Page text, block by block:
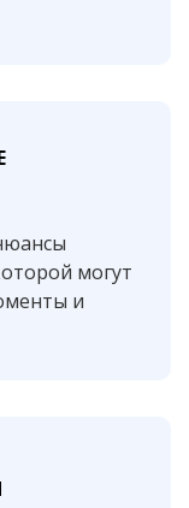
могут
и